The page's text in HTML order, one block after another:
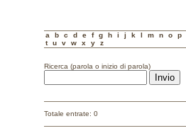
a b c d e f g h i j k l m n o p
t
u v w x y z
Ricerca (parola o inizio di parola)
Totale entrate: 0